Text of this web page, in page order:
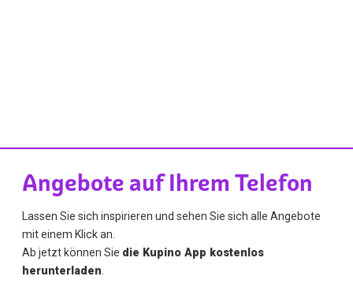
Angebote auf Ihrem Telefon
Lassen Sie sich inspirieren und sehen Sie sich alle Angebote
mit einem Klick an.
Ab jetzt können Sie die Kupino App kostenlos
herunterladen